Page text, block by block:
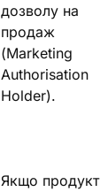
дозволу на
продаж
(Marketing
Authorisation
Holder).
Якщо продукт